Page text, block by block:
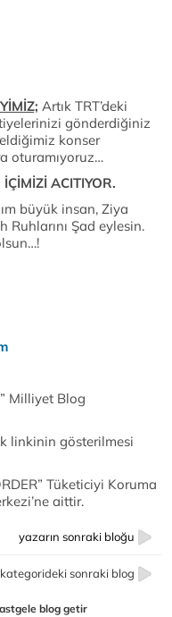
Artık TRT’deki
gönderdiğiniz
konser
oturamıyoruz…
ACITIYOR.
büyük insan, Ziya
Ruhlarını Şad eylesin.
Milliyet Blog
linkinin gösterilmesi
Tüketiciyi Koruma
aittir.
yazarın sonraki bloğu
sonraki blog
blog getir